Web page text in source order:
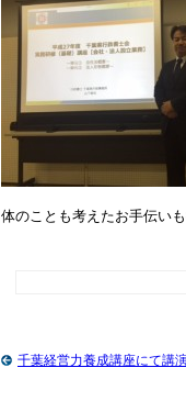
体のことも考えたお手伝い
千葉経営力養成講座にて講